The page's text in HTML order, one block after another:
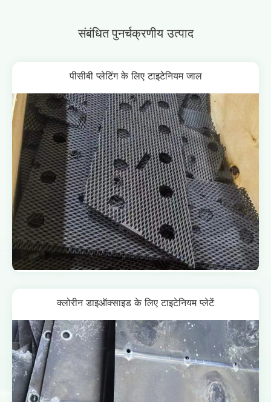
संबंधितपुनर्चक्रणीय उत्पाद
पीसीबी प्लेटिंग के लिए टाइटेनियम जाल
क्लोरीन डाइऑक्साइड के लिए टाइटेनियम प्लेटें